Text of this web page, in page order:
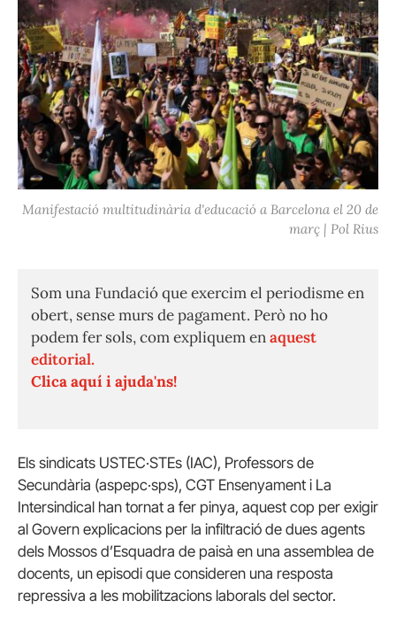
Manifestació multitudinària d'educació a Barcelona el 20 de
març | Pol Rius
Som una Fundació que exercim el periodisme en
obert, sense murs de pagament. Però no ho
podem fer sols, com expliquem enaquest
editorial.
Clica aquí i ajuda'ns!
Els sindicats USTEC·STEs (IAC), Professors de
Secundària (aspepc·sps), CGT Ensenyament i La
Intersindical han tornat a fer pinya, aquest cop per exigir
al Govern explicacions per la infiltració de dues agents
dels Mossos d’Esquadra de paisà en una assemblea de
docents, un episodi que consideren una resposta
repressiva a les mobilitzacions laborals del sector.